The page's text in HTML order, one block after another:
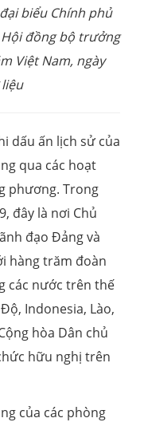
biểu Chính phủ
đồng bộ trưởng
Việt Nam, ngày
dấu ấn lịch sử của
qua các hoạt
phương. Trong
đây là nơi Chủ
đạo Đảng và
hàng trăm đoàn
các nước trên thế
Indonesia, Lào,
hòa Dân chủ
hữu nghị trên
của các phòng